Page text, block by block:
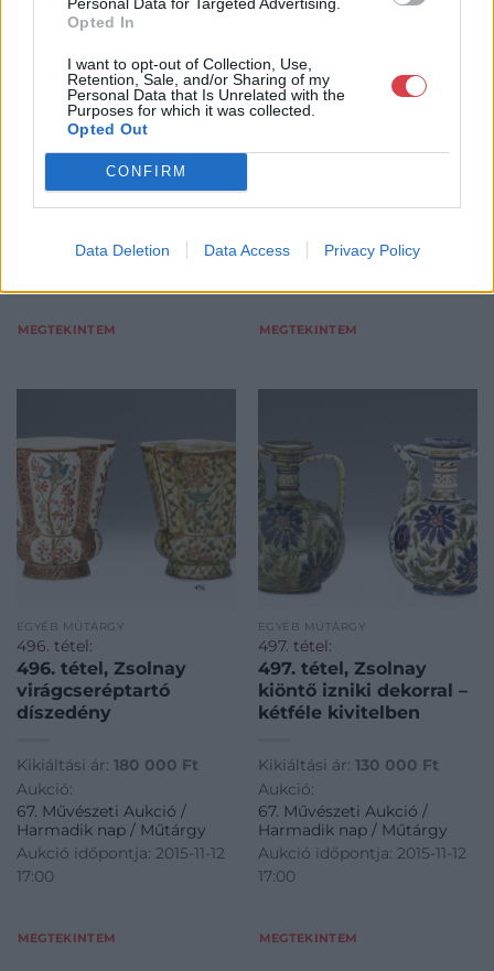
Opted In
I want to opt-out of Collection, Use,
Retention, Sale, and/or Sharing of my
Personal Data that Is Unrelated with the
Purposes for which it was collected.
Opted Out
CONFIRM
Data Deletion Data Access Privacy Policy
EGYÉB MŰTÁRGY
494. tétel:
494. tétel, Zsolnay
díszedény – a "Wanda"-
sorozatból
Kikiáltási ár:90 000Ft
Aukció időpontja: 2015-11-12
MEGTEKINTEM
EGYÉB MŰTÁRGY
495. tétel, Zsolnay
virágcseréptartó
díszedény
Kikiáltási ár:120 000Ft
Aukció időpontja: 2015-11-12
MEGTEKINTEM
EGYÉB MŰTÁRGY
496. tétel:
496. tétel, Zsolnay
virágcseréptartó
díszedény
Kikiáltási ár: 180 000 Ft
Aukció:
67. Művészeti Aukció /
Harmadik nap / Műtárgy
Aukció időpontja: 2015-11-12
17:00
MEGTEKINTEM
EGYÉB MŰTÁRGY
497. tétel:
497. tétel, Zsolnay
kiöntő izniki dekorral –
kétféle kivitelben
Kikiáltási ár: 130 000 Ft
Aukció:
67. Művészeti Aukció /
Harmadik nap / Műtárgy
Aukció időpontja: 2015-11-12
17:00
MEGTEKINTEM